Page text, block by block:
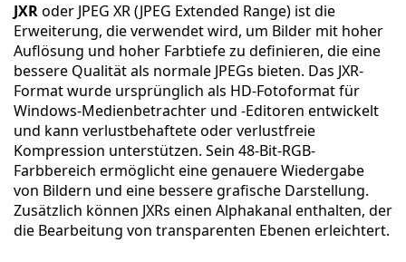
JXRoder JPEG XR (JPEG Extended Range) ist die
Erweiterung, die verwendet wird, um Bilder mit hoher
Auflösung und hoher Farbtiefe zu definieren, die eine
bessere Qualität als normale JPEGs bieten. Das JXR-
Format wurde ursprünglich als HD-Fotoformat für
Windows-Medienbetrachter und -Editoren entwickelt
und kann verlustbehaftete oder verlustfreie
Kompression unterstützen. Sein 48-Bit-RGB-
Farbbereich ermöglicht eine genauere Wiedergabe
von Bildern und eine bessere grafische Darstellung.
Zusätzlich können JXRs einen Alphakanal enthalten, der
die Bearbeitung von transparenten Ebenen erleichtert.